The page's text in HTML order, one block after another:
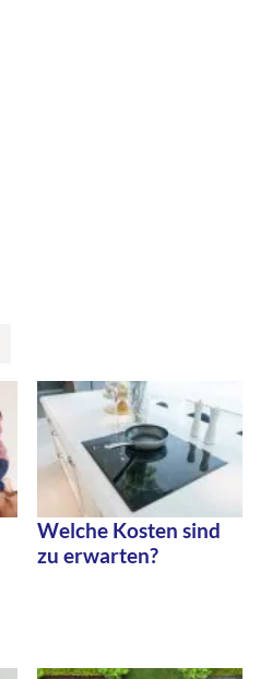
Welche Kosten sind
zu erwarten?